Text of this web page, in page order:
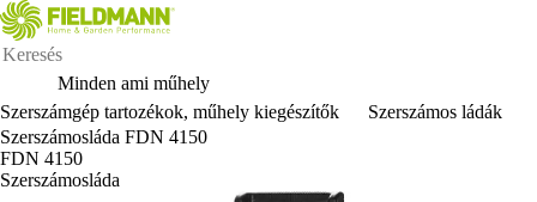
Minden ami műhely
Szerszámgép tartozékok, műhely kiegészítők
Szerszámos ládák
Szerszámosláda FDN 4150
FDN 4150
Szerszámosláda